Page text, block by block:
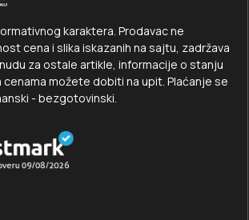
karaktera. Prodavac ne
cena i slika iskazanih na sajtu, zadržava
za ostale artikle, informacije o stanju
cenama možete dobiti na upit. Plaćanje se
- bezgotovinski.